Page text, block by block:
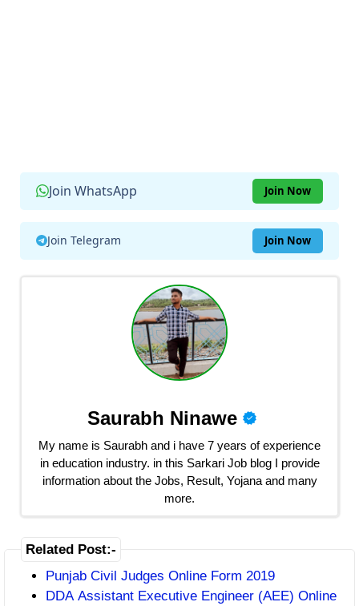
Join WhatsApp Join Now
Join Telegram Join Now
Saurabh Ninawe
My name is Saurabh and i have 7 years of experience
in education industry. in this Sarkari Job blog I provide
information about the Jobs, Result, Yojana and many
more.
Related Post:-
Punjab Civil Judges Online Form 2019
DDA Assistant Executive Engineer (AEE) Online